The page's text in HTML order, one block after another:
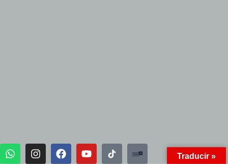
Traducir »